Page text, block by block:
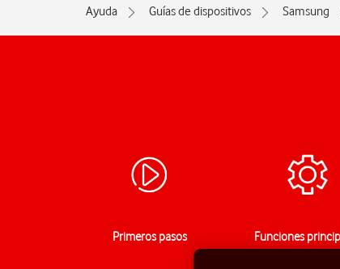
Ayuda Guías de dispositivos Samsung
Primeros pasos Funciones